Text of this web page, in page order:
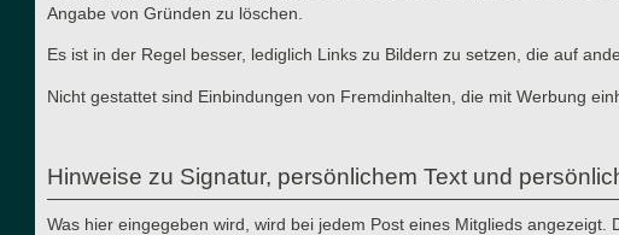
Angabe von Gründen zu löschen.
Es ist in der Regel besser, lediglich Links zu Bildern zu setzen, die auf
Nicht gestattet sind Einbindungen von Fremdinhalten, die mit Werbung
Hinweise zu Signatur, persönlichem Text und
Was hier eingegeben wird, wird bei jedem Post eines Mitglieds angezeigt.